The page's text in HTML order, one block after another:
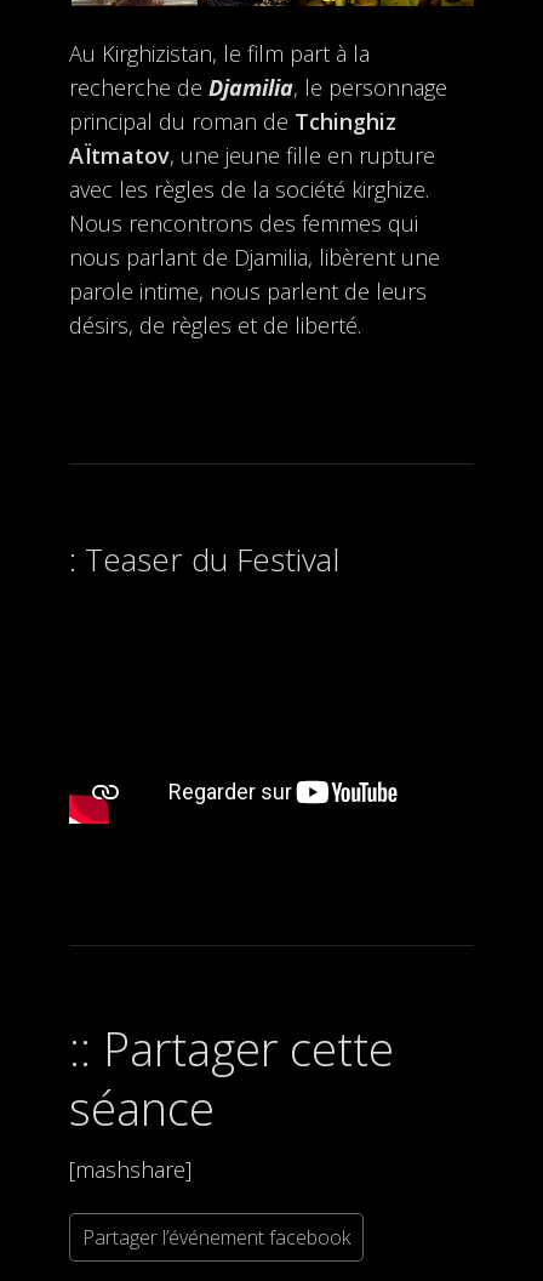
Au Kirghizistan, le film part à la
recherche de Djamilia, le personnage
principal du roman de Tchinghiz
AÏtmatov, une jeune fille en rupture
avec les règles de la société kirghize.
Nous rencontrons des femmes qui
nous parlant de Djamilia, libèrent une
parole intime, nous parlent de leurs
désirs, de règles et de liberté.
Teaser du Festival
Partager cette
séance
[mashshare]
Partager l’événement facebook